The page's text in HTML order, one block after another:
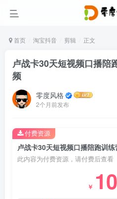
首页 淘宝抖音 剪辑 正文
卢战卡30天短视频口播陪
频
零度风格
2个月前发布
卢战卡30天短视频口播陪跑训
此内容为付费资源，请付费后查看
￥ 10
付费资源